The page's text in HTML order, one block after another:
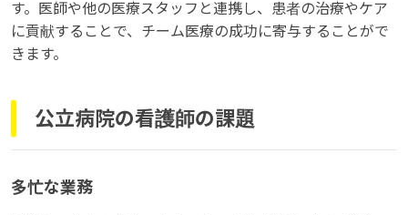
す。医師や他の医療スタッフと連携し、患者の治療やケア
に貢献することで、チーム医療の成功に寄与することがで
きます。
公立病院の看護師の課題
多忙な業務